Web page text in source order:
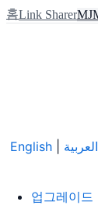
홈Link Sharer
English| العربية
업그레이드